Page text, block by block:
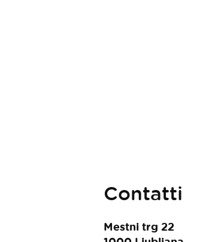
Contatti
Mestni trg 22